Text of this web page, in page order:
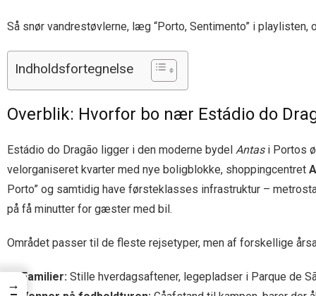
Så snør vandrestøvlerne, læg “Porto, Sentimento” i
Indholdsfortegnelse
Overblik: Hvorfor bo nær Estádio do
Estádio do Dragão ligger i den moderne bydel Antasi Portos
velorganiseret kvarter med nye boligblokke, shoppingcentret
Porto” og samtidig have førsteklasses infrastruktur –
på få minutter for gæster med bil.
Området passer til de fleste rejsetyper, men af forskellige
Familier: Stille hverdagsaftener, legepladser i Parque de
→